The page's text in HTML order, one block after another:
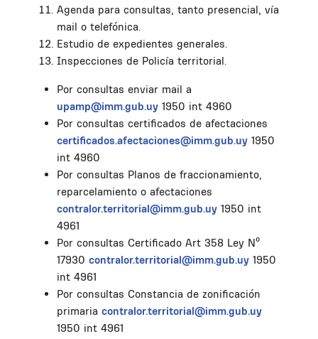
Agenda para consultas, tanto presencial, vía
mail o telefónica.
Estudio de expedientes generales.
Inspecciones de Policía territorial.
Por consultas enviar mail a
upamp@imm.gub.uy 1950 int 4960
Por consultas certificados de afectaciones
certificados.afectaciones@imm.gub.uy 1950
int 4960
Por consultas Planos de fraccionamiento,
reparcelamiento o afectaciones
contralor.territorial@imm.gub.uy 1950 int
4961
Por consultas Certificado Art 358 Ley Nº
17930 contralor.territorial@imm.gub.uy 1950
int 4961
Por consultas Constancia de zonificación
primaria contralor.territorial@imm.gub.uy
1950 int 4961